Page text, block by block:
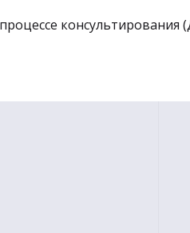
консультирования